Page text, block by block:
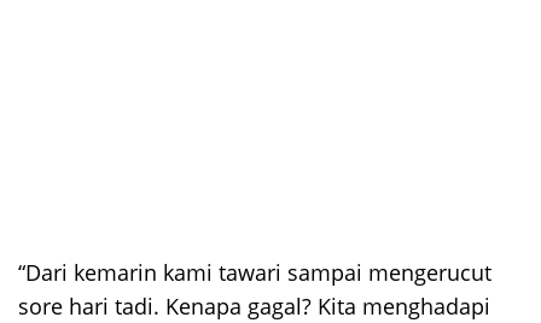
“Dari kemarin kami tawari sampai mengerucut
sore hari tadi. Kenapa gagal? Kita menghadapi